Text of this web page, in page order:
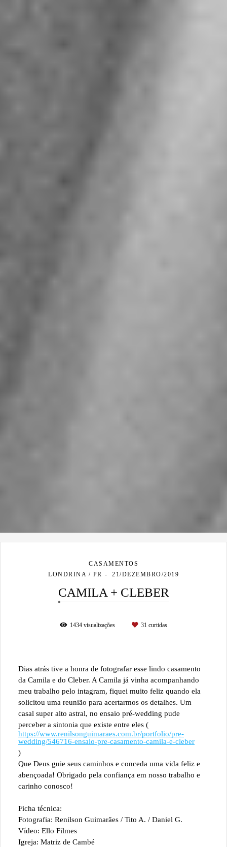
CASAMENTOS
LONDRINA / PR
21/DEZEMBRO/2019
CAMILA + CLEBER
1434 visualizações 31 curtidas
Dias atrás tive a honra de fotografar esse lindo casamento
da Camila e do Cleber. A Camila já vinha acompanhando
meu trabalho pelo intagram, fiquei muito feliz quando ela
solicitou uma reunião para acertarmos os detalhes. Um
casal super alto astral, no ensaio pré-wedding pude
perceber a sintonia que existe entre eles (
https://www.renilsonguimaraes.com.br/portfolio/pre-
wedding/546716-ensaio-pre-casamento-camila-e-cleber
)
Que Deus guie seus caminhos e conceda uma vida feliz e
abençoada! Obrigado pela confiança em nosso trabalho e
carinho conosco!
Ficha técnica:
Fotografia: Renilson Guimarães / Tito A. / Daniel G.
Vídeo: Ello Filmes
Igreja: Matriz de Cambé